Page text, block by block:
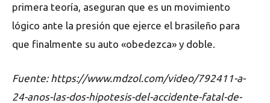
primera teoría, aseguran que es un movimiento
lógico ante la presión que ejerce el brasileño para
que finalmente su auto «obedezca» y doble.
Fuente: https://www.mdzol.com/video/792411-a-
24-anos-las-dos-hipotesis-del-accidente-fatal-de-